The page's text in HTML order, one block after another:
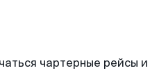
чартерные рейсы и